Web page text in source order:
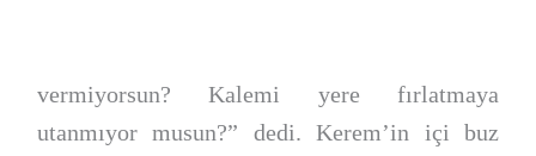
vermiyorsun? Kalemi yere fırlatmaya
utanmıyor musun?” dedi. Kerem’in içi buz